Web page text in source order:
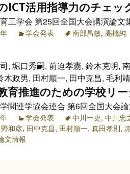
ICT活用指導力のチェ
工学会 第25回全国大会講演論文
学会発表 南部昌敏, 高橋純
, 堀口秀嗣, 前迫孝憲, 鈴木克明,
木政男, 田村順一, 田中克昌, 毛利
育推進のための学校リ
関連学協会連合 第6回全国大会
学会発表 中川一史, 中川忠
和彦, 田中克昌, 田村順一, 真田孝則,
文情報